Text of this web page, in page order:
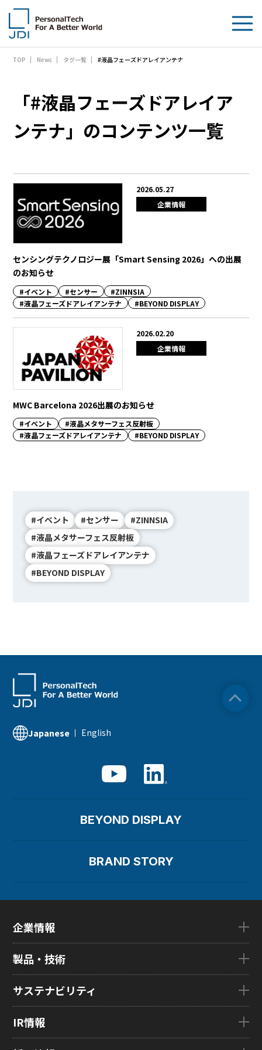
企業情報
製品・技術
サステナビリティ
採用情報
News
お問い合わせ
BEYOND DISPLAY
Japanese English
TOP News タグ一覧 #液晶フェーズドアレイアンテナ
「#液晶フェーズドアレイア
ンテナ」のコンテンツ一覧
2026.05.27
企業情報
センシングテクノロジー展「Smart Sensing 2026」への出展
のお知らせ
#イベント #センサー
#ZINNSIA
#液晶フェーズドアレイアンテナ
#BEYOND DISPLAY
2026.02.20
企業情報
MWC Barcelona 2026出展のお知らせ
#イベント
#液晶メタサーフェス反射板
#液晶フェーズドアレイアンテナ
#BEYOND DISPLAY
#イベント #センサー
#ZINNSIA
#液晶メタサーフェス反射板
#液晶フェーズドアレイアンテナ
#BEYOND DISPLAY
Japanese English
BEYOND DISPLAY
BRAND STORY
企業情報
ごあいさつ
企業理念
グローバル子会社
製品・技術
eLEAP
HMO
サステナビリティ
トップメッセージ
IR情報